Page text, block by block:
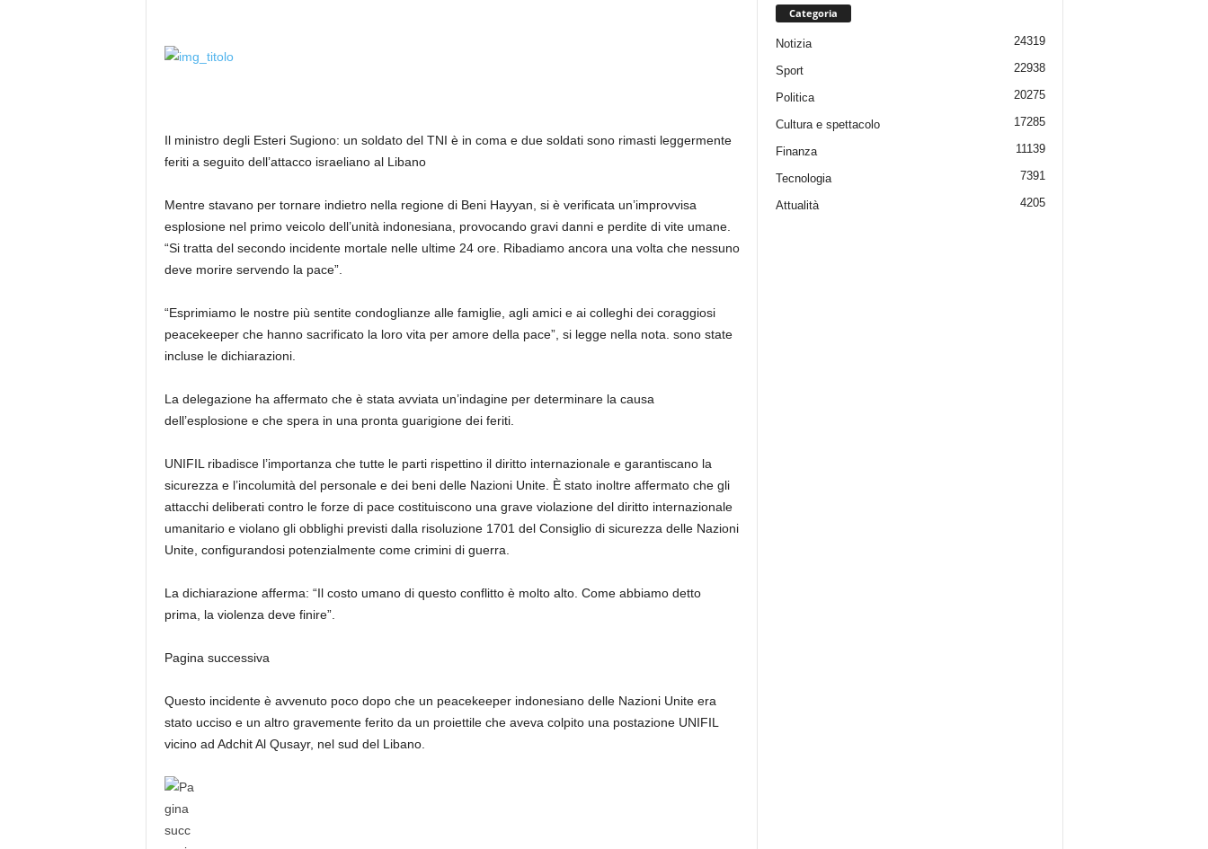
Il ministro degli Esteri Sugiono: un soldato del TNI è in coma e due soldati sono rimasti leggermente
feriti a seguito dell’attacco israeliano al Libano
Mentre stavano per tornare indietro nella regione di Beni Hayyan, si è verificata un’improvvisa
esplosione nel primo veicolo dell’unità indonesiana, provocando gravi danni e perdite di vite umane.
“Si tratta del secondo incidente mortale nelle ultime 24 ore. Ribadiamo ancora una volta che nessuno
deve morire servendo la pace”.
“Esprimiamo le nostre più sentite condoglianze alle famiglie, agli amici e ai colleghi dei coraggiosi
peacekeeper che hanno sacrificato la loro vita per amore della pace”, si legge nella nota. sono state
incluse le dichiarazioni.
La delegazione ha affermato che è stata avviata un’indagine per determinare la causa
dell’esplosione e che spera in una pronta guarigione dei feriti.
UNIFIL ribadisce l’importanza che tutte le parti rispettino il diritto internazionale e garantiscano la
sicurezza e l’incolumità del personale e dei beni delle Nazioni Unite. È stato inoltre affermato che gli
attacchi deliberati contro le forze di pace costituiscono una grave violazione del diritto internazionale
umanitario e violano gli obblighi previsti dalla risoluzione 1701 del Consiglio di sicurezza delle Nazioni
Unite, configurandosi potenzialmente come crimini di guerra.
La dichiarazione afferma: “Il costo umano di questo conflitto è molto alto. Come abbiamo detto
prima, la violenza deve finire”.
Pagina successiva
Questo incidente è avvenuto poco dopo che un peacekeeper indonesiano delle Nazioni Unite era
stato ucciso e un altro gravemente ferito da un proiettile che aveva colpito una postazione UNIFIL
vicino ad Adchit Al Qusayr, nel sud del Libano.
Categoria
Notizia 24319
Sport 22938
Politica 20275
Cultura e spettacolo 17285
Finanza 11139
Tecnologia 7391
Attualità 4205